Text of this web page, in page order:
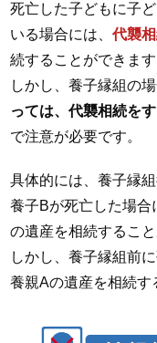
死亡した子どもに子
いる場合には、代襲
続することができます
しかし、養子縁組の
っては、代襲相続を
で注意が必要です。
具体的には、養子縁
養子Bが死亡した場
の遺産を相続すること
しかし、養子縁組前
養親Aの遺産を相続す